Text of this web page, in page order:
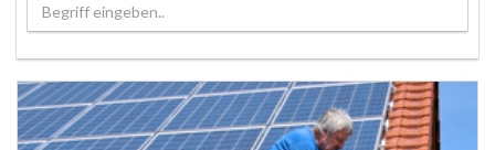
Begriff eingeben..